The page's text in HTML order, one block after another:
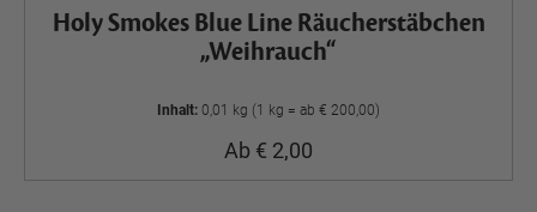
Holy Smokes Blue Line Räucherstäbchen
„Weihrauch“
Inhalt: 0,01 kg (1 kg = ab € 200,00)
Ab € 2,00